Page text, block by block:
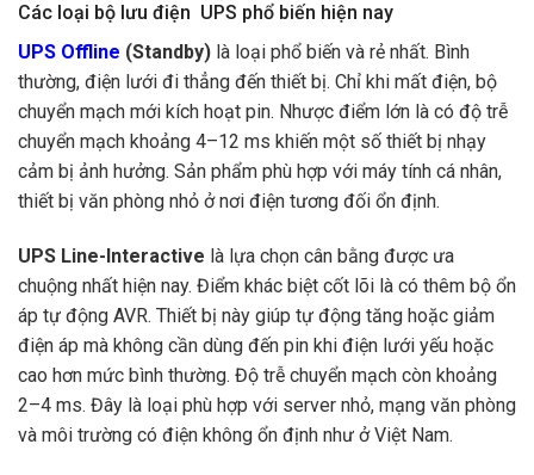
Các loại bộ lưu điện UPS phổ biến hiện nay
UPS Offline (Standby) là loại phổ biến và rẻ nhất. Bình
thường, điện lưới đi thẳng đến thiết bị. Chỉ khi mất điện, bộ
chuyển mạch mới kích hoạt pin. Nhược điểm lớn là có độ trễ
chuyển mạch khoảng 4–12 ms khiến một số thiết bị nhạy
cảm bị ảnh hưởng. Sản phẩm phù hợp với máy tính cá nhân,
thiết bị văn phòng nhỏ ở nơi điện tương đối ổn định.
UPS Line-Interactive là lựa chọn cân bằng được ưa
chuộng nhất hiện nay. Điểm khác biệt cốt lõi là có thêm bộ ổn
áp tự động AVR. Thiết bị này giúp tự động tăng hoặc giảm
điện áp mà không cần dùng đến pin khi điện lưới yếu hoặc
cao hơn mức bình thường. Độ trễ chuyển mạch còn khoảng
2–4 ms. Đây là loại phù hợp với server nhỏ, mạng văn phòng
và môi trường có điện không ổn định như ở Việt Nam.